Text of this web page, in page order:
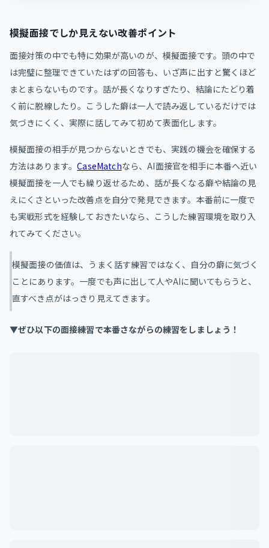
模擬面接でしか見えない改善ポイント
面接対策の中でも特に効果が高いのが、模擬面接です。頭の中で
は完璧に整理できていたはずの回答も、いざ声に出すと驚くほど
まとまらないものです。話が長くなりすぎたり、結論にたどり着
く前に脱線したり。こうした癖は一人で読み返しているだけでは
気づきにくく、実際に話してみて初めて表面化します。
模擬面接の相手が見つからないときでも、実践の機会を確保する
方法はあります。CaseMatchなら、AI面接官を相手に本番へ近い
模擬面接を一人でも繰り返せるため、話が長くなる癖や結論の見
えにくさといった改善点を自分で発見できます。本番前に一度で
も実戦形式を経験しておきたいなら、こうした練習環境を取り入
れてみてください。
模擬面接の価値は、うまく話す練習ではなく、自分の癖に気づく
ことにあります。一度でも声に出して人やAIに聞いてもらうと、
直すべき点がはっきり見えてきます。
▼ぜひ以下の面接練習で本番さながらの練習をしましょう！